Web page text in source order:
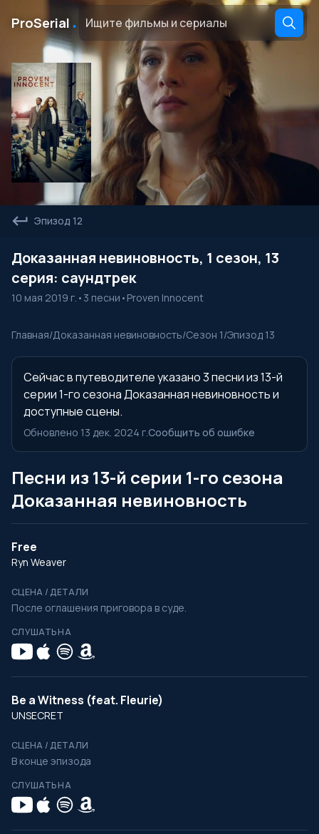
ProSerial ․
Эпизод 12
Доказанная невиновность, 1 сезон, 13
серия: саундтрек
10 мая 2019 г. • 3 песни • Proven Innocent
Главная/Доказанная невиновность/Сезон 1/Эпизод 13
Сейчас в путеводителе указано 3 песни из 13-й
серии 1-го сезона Доказанная невиновность и
доступные сцены.
Обновлено 13 дек. 2024 г.Сообщить об ошибке
Песни из 13-й серии 1-го сезона
Доказанная невиновность
Free
Ryn Weaver
СЦЕНА / ДЕТАЛИ
После оглашения приговора в суде.
СЛУШАТЬ НА
Be a Witness (feat. Fleurie)
UNSECRET
СЦЕНА / ДЕТАЛИ
В конце эпизода
СЛУШАТЬ НА